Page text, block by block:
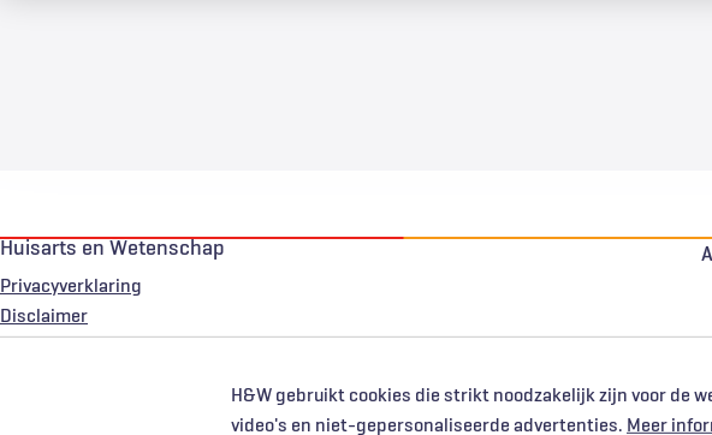
H&W gebruikt cookies die strikt noodzakelijk zijn voor de
video's en niet-gepersonaliseerde advertenties. Meer
Huisarts en Wetenschap
Privacyverklaring
Voet
Disclaimer